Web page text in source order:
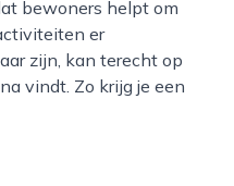
bewoners helpt om
er
zijn, kan terecht op
vindt. Zo krijg je een